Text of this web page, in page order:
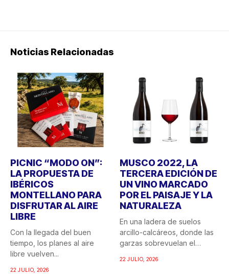
Noticias Relacionadas
PICNIC “MODO ON”:
LA PROPUESTA DE
IBÉRICOS
MONTELLANO PARA
DISFRUTAR AL AIRE
LIBRE
Con la llegada del buen
tiempo, los planes al aire
libre vuelven...
22 JULIO, 2026
MUSCO 2022, LA
TERCERA EDICIÓN DE
UN VINO MARCADO
POR EL PAISAJE Y LA
NATURALEZA
En una ladera de suelos
arcillo-calcáreos, donde las
garzas sobrevuelan el
22 JULIO, 2026